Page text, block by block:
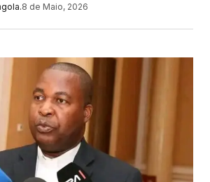
8 de Maio, 2026